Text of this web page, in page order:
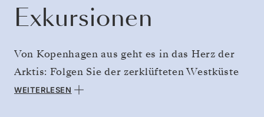
Exkursionen
Von Kopenhagen aus geht es in das Herz der
Arktis: Folgen Sie der zerklüfteten Westküste
Norwegens, vorbei am historischen
WEITERLESEN